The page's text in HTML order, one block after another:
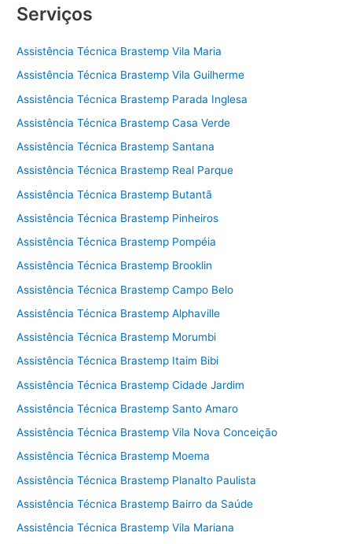
Serviços
Assistência Técnica Brastemp Vila Maria
Assistência Técnica Brastemp Vila Guilherme
Assistência Técnica Brastemp Parada Inglesa
Assistência Técnica Brastemp Casa Verde
Assistência Técnica Brastemp Santana
Assistência Técnica Brastemp Real Parque
Assistência Técnica Brastemp Butantã
Assistência Técnica Brastemp Pinheiros
Assistência Técnica Brastemp Pompéia
Assistência Técnica Brastemp Brooklin
Assistência Técnica Brastemp Campo Belo
Assistência Técnica Brastemp Alphaville
Assistência Técnica Brastemp Morumbi
Assistência Técnica Brastemp Itaim Bibi
Assistência Técnica Brastemp Cidade Jardim
Assistência Técnica Brastemp Santo Amaro
Assistência Técnica Brastemp Vila Nova Conceição
Assistência Técnica Brastemp Moema
Assistência Técnica Brastemp Planalto Paulista
Assistência Técnica Brastemp Bairro da Saúde
Assistência Técnica Brastemp Vila Mariana